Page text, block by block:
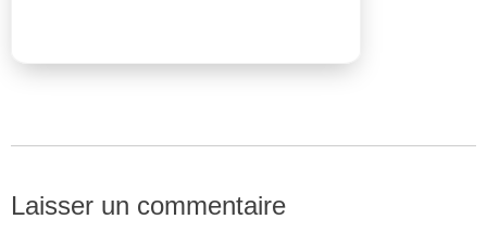
Laisser un commentaire